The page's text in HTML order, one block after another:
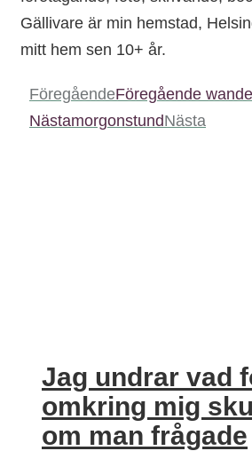
Gällivare är min hemstad,
mitt hem sen 10+ år.
FöregåendeFöregående
NästamorgonstundNästa
Jag undrar vad
omkring mig
om man frågade